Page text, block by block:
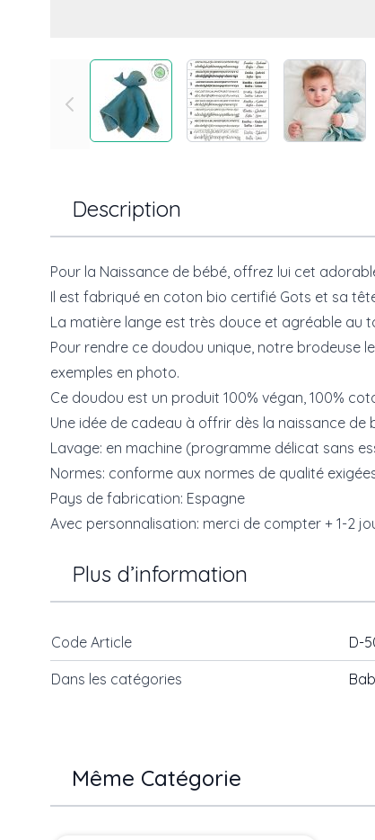
View larger imageView larger image
View
Description
Pour la Naissance de bébé, offrez lui cet
Il est fabriqué en coton bio certifié Gots et sa
La matière lange est très douce et agréable au
Pour rendre ce doudou unique, notre brodeuse
exemples en photo.
Ce doudou est un produit 100% végan, 100%
Une idée de cadeau à offrir dès la naissance de
Lavage: en machine (programme délicat sans
Normes: conforme aux normes de qualité
Pays de fabrication: Espagne
Avec personnalisation: merci de compter + 1-2
Plus d’information
Code Article D-
Dans les catégories
Même Catégorie